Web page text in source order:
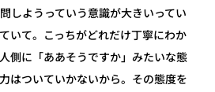
しようっていう意識が大きいってい
いて。こっちがどれだけ丁寧にわか
側に「ああそうですか」みたいな態
はついていかないから。その態度を